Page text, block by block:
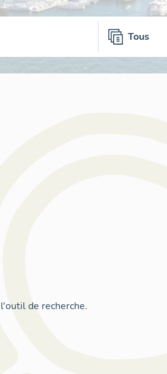
Tous
de recherche.